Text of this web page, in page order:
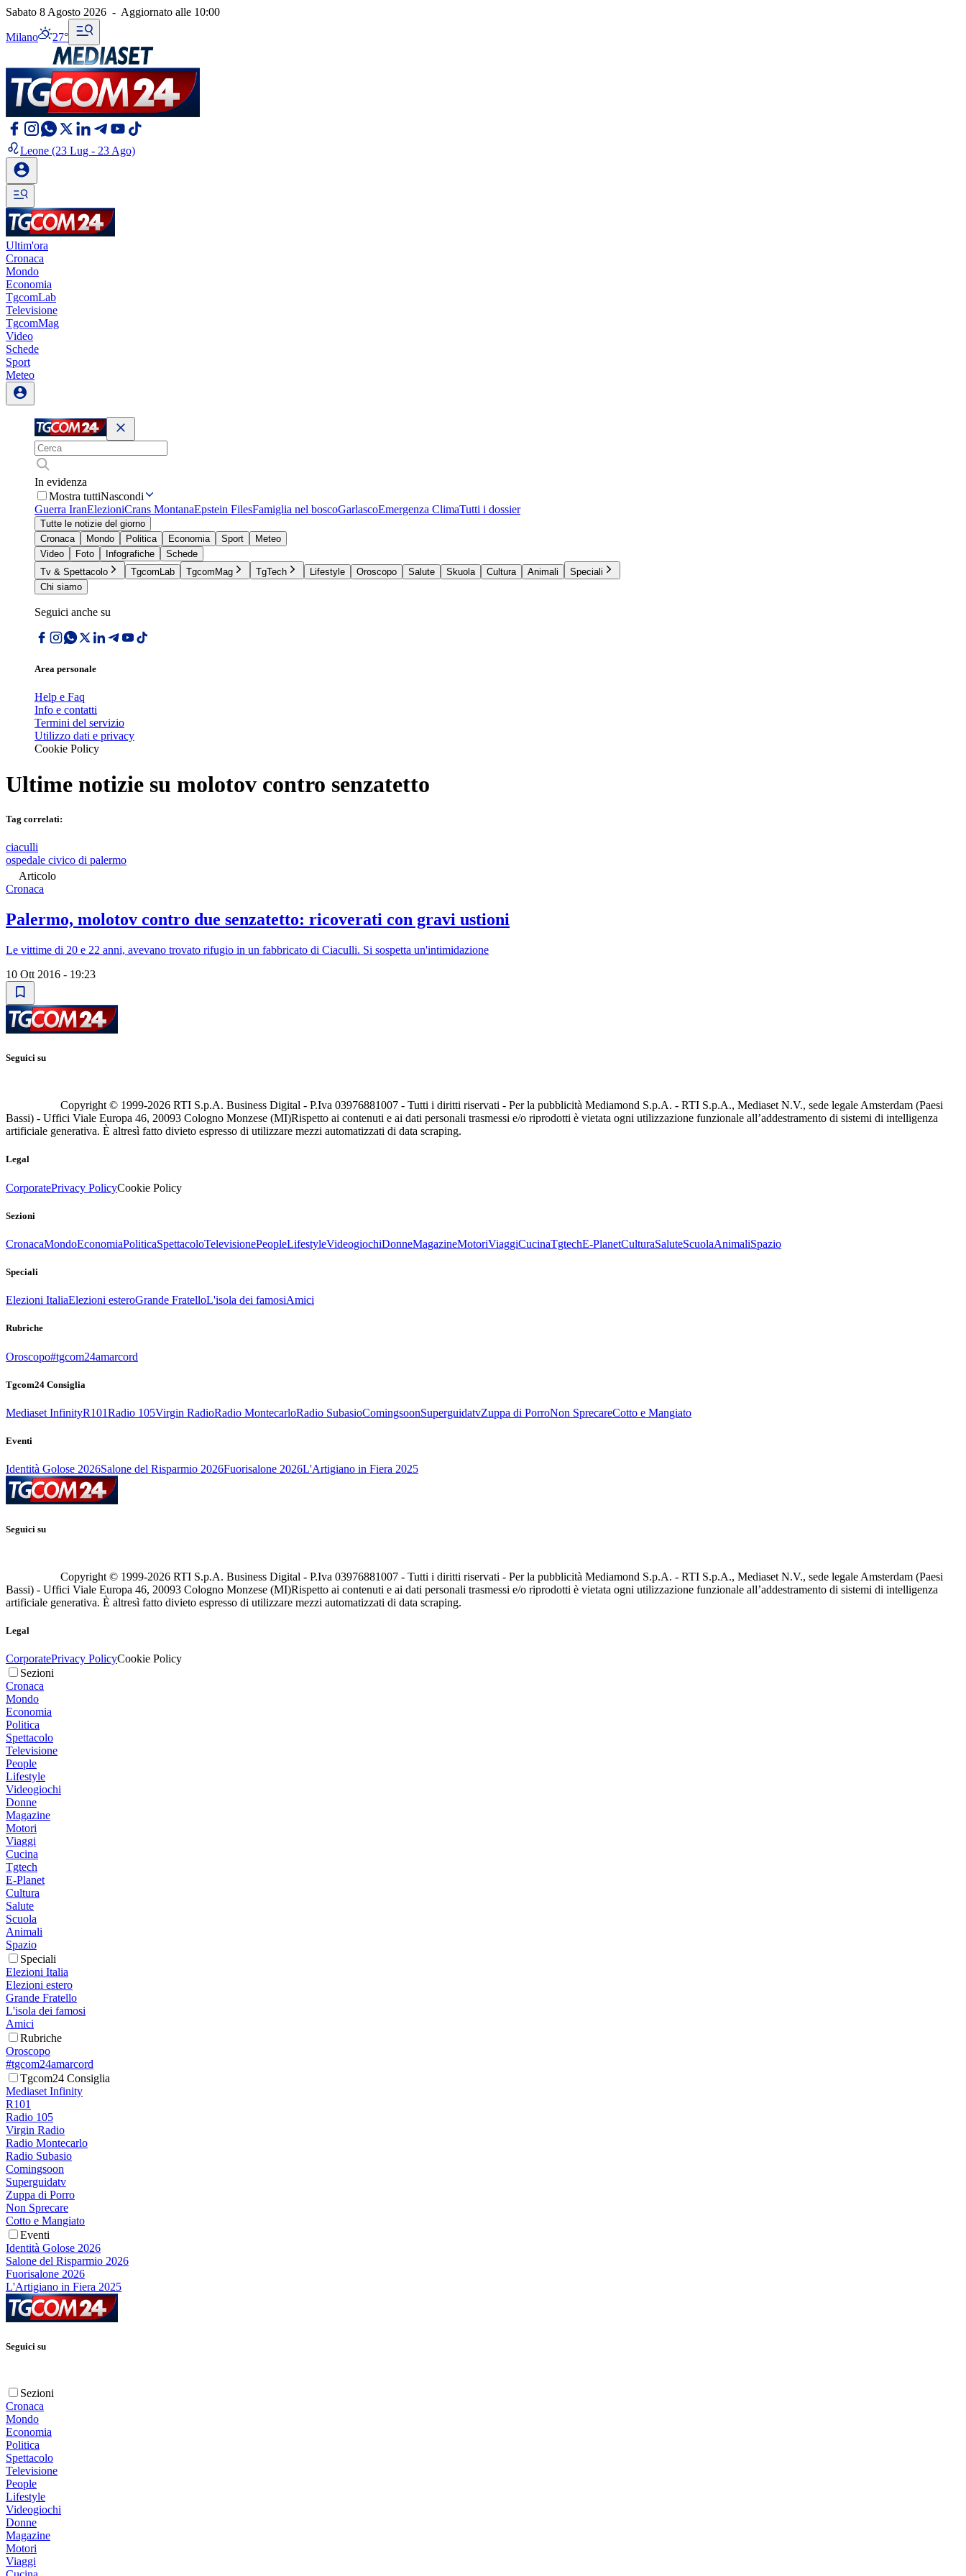
Sabato 8 Agosto 2026 - Aggiornato alle 10:00
Milano 27°
Leone (23 Lug - 23 Ago)
Ultim'ora
Cronaca
Mondo
Economia
TgcomLab
Televisione
TgcomMag
Video
Schede
Sport
Meteo
In evidenza
Mostra tuttiNascondi
Guerra IranElezioniCrans MontanaEpstein FilesFamiglia nel boscoGarlascoEmergenza ClimaTutti i dossier
Tutte le notizie del giorno
Cronaca
Mondo Politica Economia Sport
Meteo
Video
Foto Infografiche
Schede
Tv & Spettacolo
TgcomLab TgcomMag TgTech Lifestyle Oroscopo Salute Skuola Cultura Animali
Speciali
Chi siamo
Seguici anche su
Area personale
Help e Faq
Info e contatti
Termini del servizio
Utilizzo dati e privacy
Cookie Policy
Ultime notizie su molotov contro senzatetto
Tag correlati:
ciaculli
ospedale civico di palermo
Articolo
Cronaca
Palermo, molotov contro due senzatetto: ricoverati con gravi ustioni
Le vittime di 20 e 22 anni, avevano trovato rifugio in un fabbricato di Ciaculli. Si sospetta un'intimidazione
10 Ott 2016 - 19:23
Seguici su
Copyright © 1999-2026 RTI S.p.A. Business Digital - P.Iva 03976881007 - Tutti i diritti riservati - Per la pubblicità Mediamond S.p.A. - RTI S.p.A., Mediaset N.V., sede legale Amsterdam (Paesi
Bassi) - Uffici Viale Europa 46, 20093 Cologno Monzese (MI)Rispetto ai contenuti e ai dati personali trasmessi e/o riprodotti è vietata ogni utilizzazione funzionale all’addestramento di sistemi di intelligenza
artificiale generativa. È altresì fatto divieto espresso di utilizzare mezzi automatizzati di data scraping.
Legal
CorporatePrivacy PolicyCookie Policy
Sezioni
CronacaMondoEconomiaPoliticaSpettacoloTelevisionePeopleLifestyleVideogiochiDonneMagazineMotoriViaggiCucinaTgtechE-PlanetCulturaSaluteScuolaAnimaliSpazio
Speciali
Elezioni ItaliaElezioni esteroGrande FratelloL'isola dei famosiAmici
Rubriche
Oroscopo#tgcom24amarcord
Tgcom24 Consiglia
Mediaset InfinityR101Radio 105Virgin RadioRadio MontecarloRadio SubasioComingsoonSuperguidatvZuppa di PorroNon SprecareCotto e Mangiato
Eventi
Identità Golose 2026Salone del Risparmio 2026Fuorisalone 2026L'Artigiano in Fiera 2025
Seguici su
Copyright © 1999-2026 RTI S.p.A. Business Digital - P.Iva 03976881007 - Tutti i diritti riservati - Per la pubblicità Mediamond S.p.A. - RTI S.p.A., Mediaset N.V., sede legale Amsterdam (Paesi
Bassi) - Uffici Viale Europa 46, 20093 Cologno Monzese (MI)Rispetto ai contenuti e ai dati personali trasmessi e/o riprodotti è vietata ogni utilizzazione funzionale all’addestramento di sistemi di intelligenza
artificiale generativa. È altresì fatto divieto espresso di utilizzare mezzi automatizzati di data scraping.
Legal
CorporatePrivacy PolicyCookie Policy
Sezioni
Cronaca
Mondo
Economia
Politica
Spettacolo
Televisione
People
Lifestyle
Videogiochi
Donne
Magazine
Motori
Viaggi
Cucina
Tgtech
E-Planet
Cultura
Salute
Scuola
Animali
Spazio
Speciali
Elezioni Italia
Elezioni estero
Grande Fratello
L'isola dei famosi
Amici
Rubriche
Oroscopo
#tgcom24amarcord
Tgcom24 Consiglia
Mediaset Infinity
R101
Radio 105
Virgin Radio
Radio Montecarlo
Radio Subasio
Comingsoon
Superguidatv
Zuppa di Porro
Non Sprecare
Cotto e Mangiato
Eventi
Identità Golose 2026
Salone del Risparmio 2026
Fuorisalone 2026
L'Artigiano in Fiera 2025
Seguici su
Sezioni
Cronaca
Mondo
Economia
Politica
Spettacolo
Televisione
People
Lifestyle
Videogiochi
Donne
Magazine
Motori
Viaggi